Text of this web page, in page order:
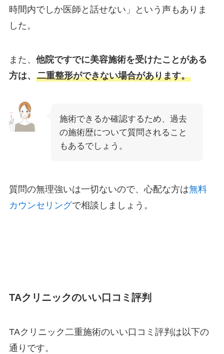
時間内でしか医師と話せない」という声もありま
した。
また、 他院ですでに美容施術を受けたことがある
方は、 二重整形ができない場合があります。
施術できるか確認するため、過去
の施術歴について質問されること
もあるでしょう。
質問の無理強いは一切ないので、心配な方は無料
カウンセリングで相談しましょう。
TAクリニックのいい口コミ評判
TAクリニック二重施術のいい口コミ評判は以下の
通りです。